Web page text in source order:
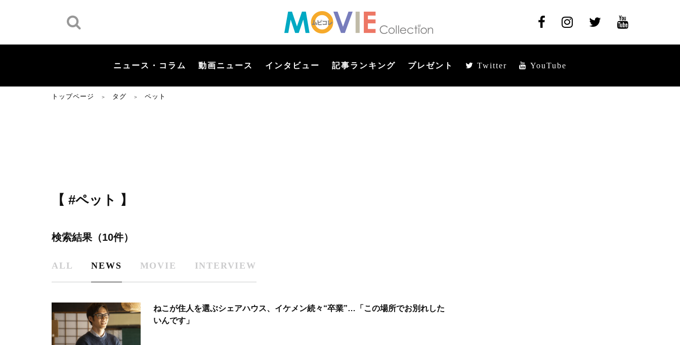
ニュース・コラム 動画ニュース インタビュー 記事ランキング プレゼント Twitter YouTube
トップページ ＞ タグ ＞ ペット
【 #ペット 】
検索結果（10件）
ALL NEWS MOVIE INTERVIEW
ねこが住人を選ぶシェアハウス、イケメン続々“卒業”…「この場所でお別れした
いんです」